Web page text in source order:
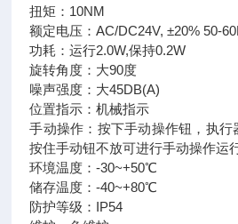
扭矩：10NM
额定电压：AC/DC24V, ±20% 50-
功耗：运行2.0W,保持0.2W
旋转角度：大90度
噪声强度：大45DB(A)
位置指示：机械指示
手动操作：按下手动操作钮，执行
按住手动钮不放可进行手动操作运
环境温度：-30~+50℃
储存温度：-40~+80℃
防护等级：IP54